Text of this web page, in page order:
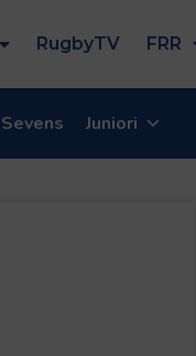
RugbyTV FRR
Sevens Juniori